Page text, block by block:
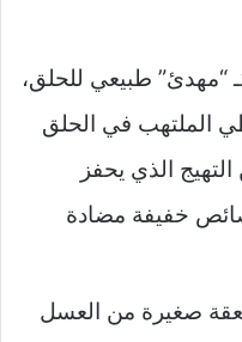
“مهدئ” طبيعي للحلق،
الملتهب في الحلق
الذي يحفز
خفيفة مضادة
صغيرة من العسل